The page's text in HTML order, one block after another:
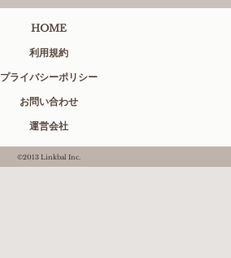
HOME
利用規約
プライバシーポリシー
お問い合わせ
運営会社
©2013 Linkbal Inc.